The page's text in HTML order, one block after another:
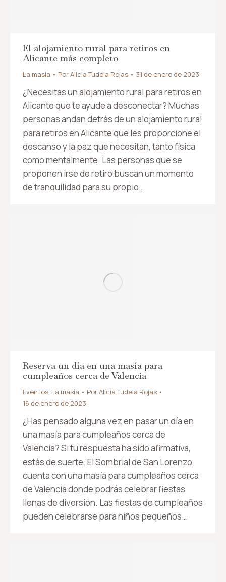
El alojamiento rural para retiros en
Alicante más completo
La masía PorAlícia Tudela Rojas 31 de enero de 2023
¿Necesitas un alojamiento rural para retiros en
Alicante que te ayude a desconectar? Muchas
personas andan detrás de un alojamiento rural
para retiros en Alicante que les proporcione el
descanso y la paz que necesitan, tanto física
como mentalmente. Las personas que se
proponen irse de retiro buscan un momento
de tranquilidad para su propio…
Reserva un día en una masía para
cumpleaños cerca de Valencia
Eventos, La masía PorAlícia Tudela Rojas
16 de enero de 2023
¿Has pensado alguna vez en pasar un día en
una masía para cumpleaños cerca de
Valencia? Si tu respuesta ha sido afirmativa,
estás de suerte. El Sombrial de San Lorenzo
cuenta con una masía para cumpleaños cerca
de Valencia donde podrás celebrar fiestas
llenas de diversión. Las fiestas de cumpleaños
pueden celebrarse para niños pequeños…